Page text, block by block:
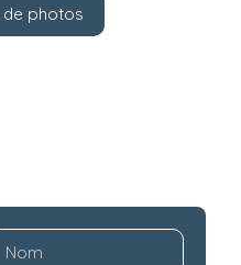
de photos
Nom